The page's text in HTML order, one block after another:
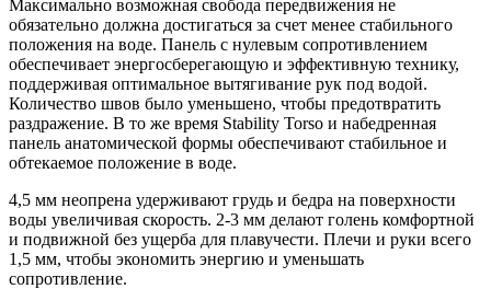
Максимально возможная свобода передвижения не
обязательно должна достигаться за счет менее стабильного
положения на воде. Панель с нулевым сопротивлением
обеспечивает энергосберегающую и эффективную технику,
поддерживая оптимальное вытягивание рук под водой.
Количество швов было уменьшено, чтобы предотвратить
раздражение. В то же время Stability Torso и набедренная
панель анатомической формы обеспечивают стабильное и
обтекаемое положение в воде.
4,5 мм неопрена удерживают грудь и бедра на поверхности
воды увеличивая скорость. 2-3 мм делают голень комфортной
и подвижной без ущерба для плавучести. Плечи и руки всего
1,5 мм, чтобы экономить энергию и уменьшать
сопротивление.